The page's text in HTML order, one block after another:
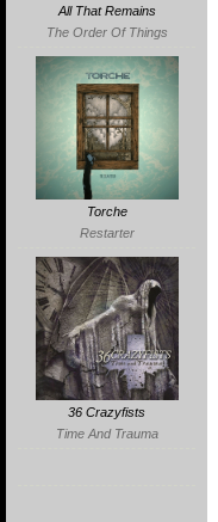
All That Remains
The Order Of Things
Torche
Restarter
36 Crazyfists
Time And Trauma